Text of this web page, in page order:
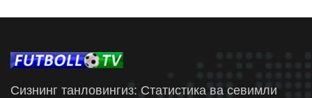
Сизнинг танловингиз: Статистика ва севимли